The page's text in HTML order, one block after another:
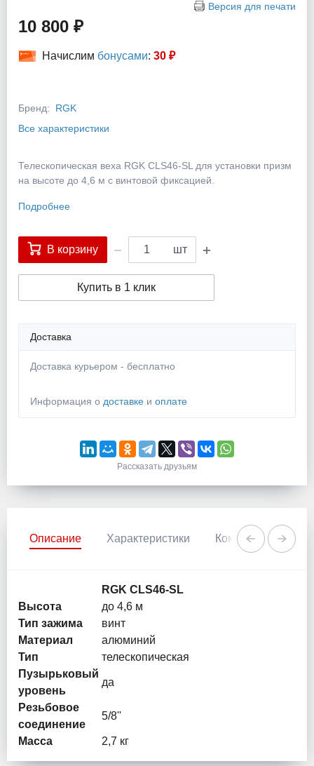
Версия для печати
10 800 ₽
Начислим бонусами: 30 ₽
Бренд:
RGK
Все характеристики
Телескопическая веха RGK CLS46-SL для установки призм
на высоте до 4,6 м с винтовой фиксацией.
Подробнее
В корзину шт
Купить в 1 клик
Доставка
Доставка курьером - бесплатно
Информация о доставке и оплате
Рассказать друзьям
Описание Характеристики Комментарии
RGK CLS46-SL
Высота
до 4,6 м
Тип зажима
винт
Материал
алюминий
Тип
телескопическая
Пузырьковый
уровень
да
Резьбовое
соединение
5/8''
Масса 2,7 кг